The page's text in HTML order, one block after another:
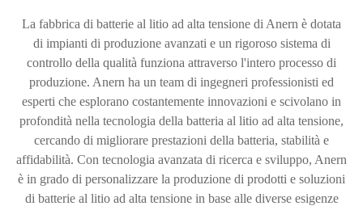
La fabbrica di batterie al litio ad alta tensione di Anern è dotata
di impianti di produzione avanzati e un rigoroso sistema di
controllo della qualità funziona attraverso l'intero processo di
produzione. Anern ha un team di ingegneri professionisti ed
esperti che esplorano costantemente innovazioni e scivolano in
profondità nella tecnologia della batteria al litio ad alta tensione,
cercando di migliorare prestazioni della batteria, stabilità e
affidabilità. Con tecnologia avanzata di ricerca e sviluppo, Anern
è in grado di personalizzare la produzione di prodotti e soluzioni
di batterie al litio ad alta tensione in base alle diverse esigenze